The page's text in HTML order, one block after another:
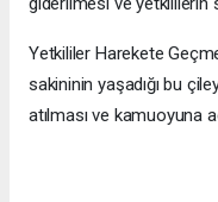
Yetkililer Harekete
sakininin yaşadığı bu
atılması ve kamuoyuna